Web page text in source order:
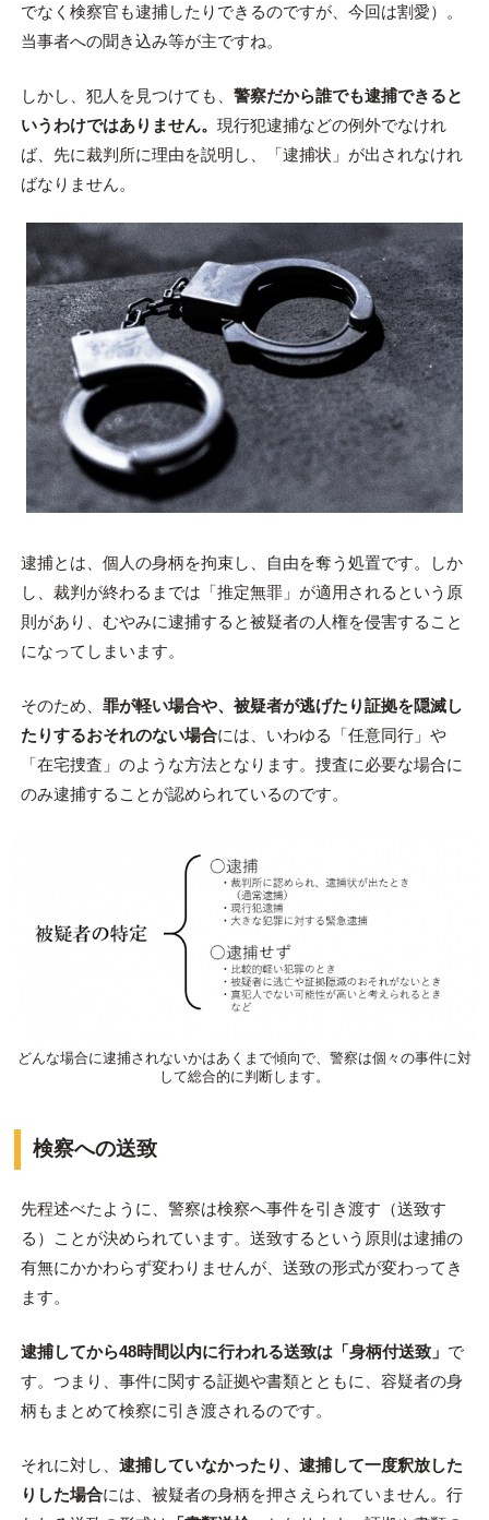
でなく検察官も逮捕したりできるのですが、今回は割愛）。
当事者への聞き込み等が主ですね。
しかし、犯人を見つけても、 警察だから誰でも逮捕できると
いうわけではありません。 現行犯逮捕などの例外でなけれ
ば、先に裁判所に理由を説明し、「逮捕状」が出されなけれ
ばなりません。
逮捕とは、個人の身柄を拘束し、自由を奪う処置です。しか
し、裁判が終わるまでは「推定無罪」が適用されるという原
則があり、むやみに逮捕すると被疑者の人権を侵害すること
になってしまいます。
そのため、 罪が軽い場合や、被疑者が逃げたり証拠を隠滅し
たりするおそれのない場合には、いわゆる「任意同行」や
「在宅捜査」のような方法となります。捜査に必要な場合に
のみ逮捕することが認められているのです。
どんな場合に逮捕されないかはあくまで傾向で、警察は個々の事件に対
して総合的に判断します。
検察への送致
先程述べたように、警察は検察へ事件を引き渡す（送致す
る）ことが決められています。送致するという原則は逮捕の
有無にかかわらず変わりませんが、送致の形式が変わってき
ます。
逮捕してから48時間以内に行われる送致は「身柄付送致」 で
す。つまり、事件に関する証拠や書類とともに、容疑者の身
柄もまとめて検察に引き渡されるのです。
それに対し、 逮捕していなかったり、逮捕して一度釈放した
りした場合には、被疑者の身柄を押さえられていません。行